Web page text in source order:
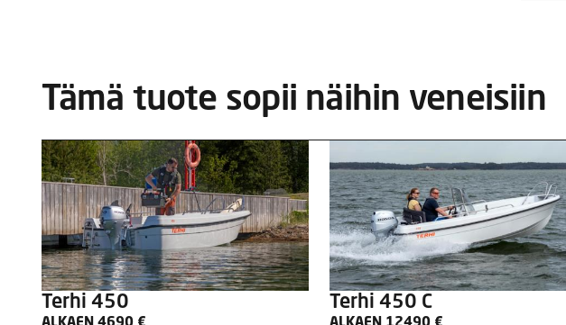
Tämä tuote sopii näihin veneisiin
Terhi 450 Terhi 450 C